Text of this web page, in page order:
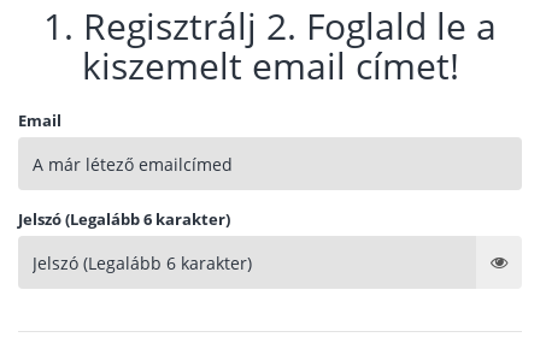
1. Regisztrálj 2. Foglald le a
kiszemelt email címet!
Email
Jelszó (Legalább 6 karakter)